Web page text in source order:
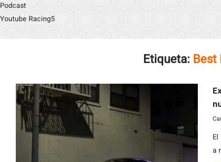
Podcast
Youtube Racing5
Etiqueta:
a